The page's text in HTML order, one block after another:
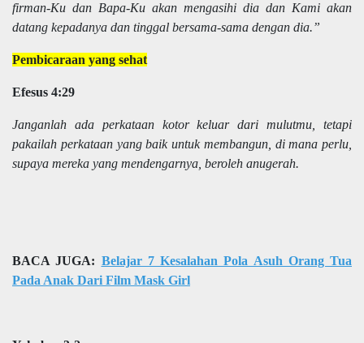
firman-Ku dan Bapa-Ku akan mengasihi dia dan Kami akan
datang kepadanya dan tinggal bersama-sama dengan dia.”
Pembicaraan yang sehat
Efesus 4:29
Janganlah ada perkataan kotor keluar dari mulutmu, tetapi
pakailah perkataan yang baik untuk membangun, di mana perlu,
supaya mereka yang mendengarnya, beroleh anugerah.
BACA JUGA: Belajar 7 Kesalahan Pola Asuh Orang Tua
Pada Anak Dari Film Mask Girl